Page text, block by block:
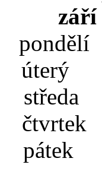
září
úterý
středa
čtvrtek
pátek